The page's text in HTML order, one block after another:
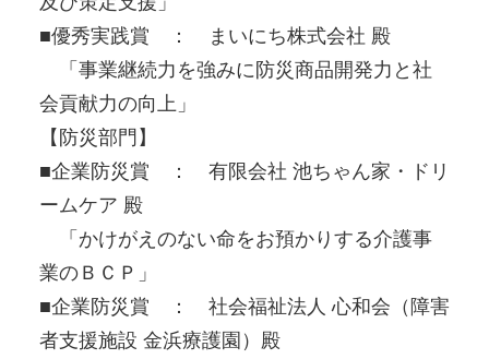
■優秀実践賞 ： まいにち株式会社 殿
「事業継続力を強みに防災商品開発力と社
会貢献力の向上」
【防災部門】
■企業防災賞 ： 有限会社 池ちゃん家・ドリ
ームケア 殿
「かけがえのない命をお預かりする介護事
業のＢＣＰ」
■企業防災賞 ： 社会福祉法人 心和会（障害
者支援施設 金浜療護園）殿